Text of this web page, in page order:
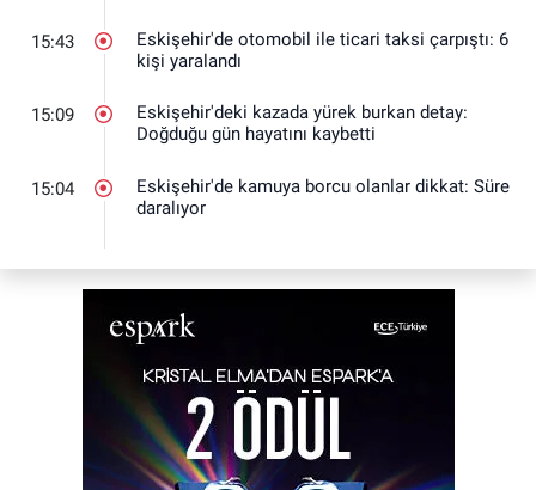
15:43
Eskişehir'de otomobil ile ticari taksi çarpıştı: 6
kişi yaralandı
15:09
Eskişehir'deki kazada yürek burkan detay:
Doğduğu gün hayatını kaybetti
15:04
Eskişehir'de kamuya borcu olanlar dikkat: Süre
daralıyor